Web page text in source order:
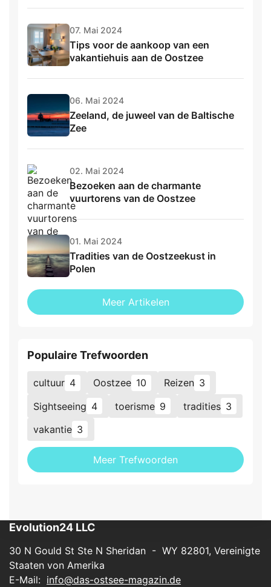
07. Mai 2024
Tips voor de aankoop van een
vakantiehuis aan de Oostzee
06. Mai 2024
Zeeland, de juweel van de Baltische
Zee
02. Mai 2024
Bezoeken aan de charmante
vuurtorens van de Oostzee
01. Mai 2024
Tradities van de Oostzeekust in
Polen
Meer Artikelen
Populaire Trefwoorden
cultuur 4 Oostzee 10 Reizen 3
Sightseeing 4 toerisme 9 tradities 3
vakantie 3
Meer Trefwoorden
Evolution24 LLC
30 N Gould St Ste N Sheridan - WY 82801, Vereinigte
Staaten von Amerika
E-Mail: info@das-ostsee-magazin.de